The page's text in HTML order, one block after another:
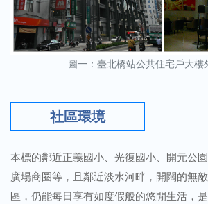
圖一：臺北橋站公共住宅戶大樓
社區環境
本標的鄰近正義國小、光復國小、開元公
廣場商圈等，且鄰近淡水河畔，開闊的無
區，仍能每日享有如度假般的悠閒生活，